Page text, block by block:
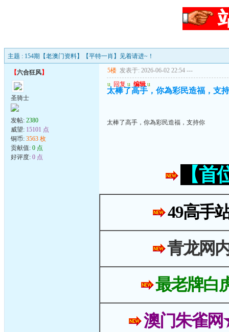
主题 : 154期【老澳门资料】【平特一肖】见着请进~！
【六合狂风】
圣骑士
发帖: 2380
威望: 15101 点
铜币: 3563 枚
贡献值: 0 点
好评度: 0 点
5楼 发表于: 2026-06-02 22:54 ---
u 回复 u 编辑 u
太棒了高手，你為彩民造福，支
太棒了高手，你為彩民造福，支持你
【
49高手
青龙网
最老牌白
澳门朱雀